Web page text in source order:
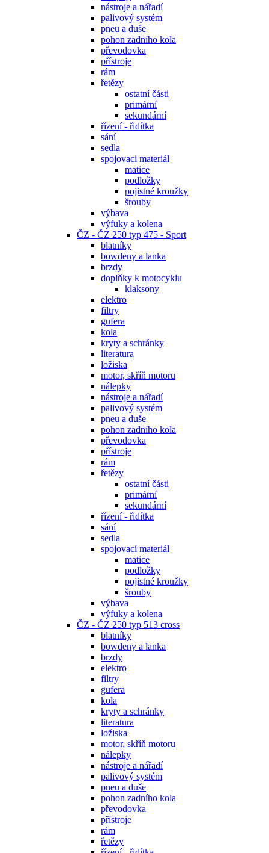
nástroje a nářadí
palivový systém
pneu a duše
pohon zadního kola
převodovka
přístroje
rám
řetězy
ostatní části
primární
sekundární
řízení - řidítka
sání
sedla
spojovaci materiál
matice
podložky
pojistné kroužky
šrouby
výbava
výfuky a kolena
ČZ - ČZ 250 typ 475 - Sport
blatníky
bowdeny a lanka
brzdy
doplňky k motocyklu
klaksony
elektro
filtry
gufera
kola
kryty a schránky
literatura
ložiska
motor, skříň motoru
nálepky
nástroje a nářadí
palivový systém
pneu a duše
pohon zadního kola
převodovka
přístroje
rám
řetězy
ostatní části
primární
sekundární
řízení - řidítka
sání
sedla
spojovací materiál
matice
podložky
pojistné kroužky
šrouby
výbava
výfuky a kolena
ČZ - ČZ 250 typ 513 cross
blatníky
bowdeny a lanka
brzdy
elektro
filtry
gufera
kola
kryty a schránky
literatura
ložiska
motor, skříň motoru
nálepky
nástroje a nářadí
palivový systém
pneu a duše
pohon zadního kola
převodovka
přístroje
rám
řetězy